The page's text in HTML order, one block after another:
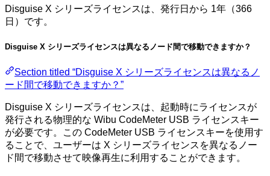
Disguise X シリーズライセンスは、発行日から 1年（366
日）です。
Disguise X シリーズライセンスは異なるノード間で移動できますか？
Section titled “Disguise X シリーズライセンスは異なるノ
ード間で移動できますか？”
Disguise X シリーズライセンスは、起動時にライセンスが
発行される物理的な Wibu CodeMeter USB ライセンスキー
が必要です。この CodeMeter USB ライセンスキーを使用す
ることで、ユーザーは X シリーズライセンスを異なるノー
ド間で移動させて映像再生に利用することができます。